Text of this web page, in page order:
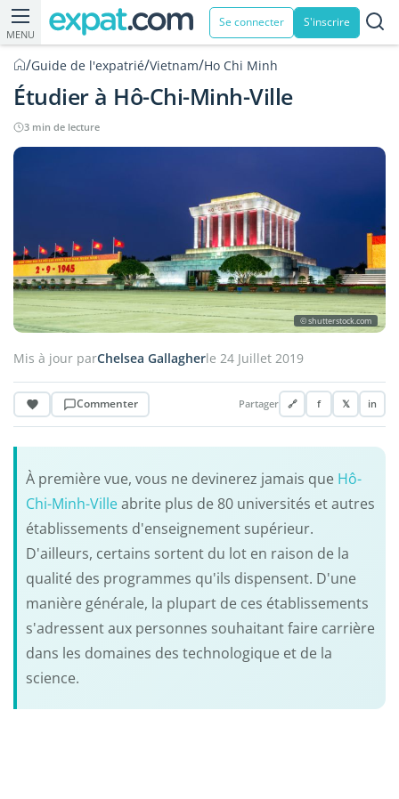
MENU
Se connecter S'inscrire
/Guide de l'expatrié/Vietnam/Ho Chi Minh
Étudier à Hô-Chi-Minh-Ville
3 min de lecture
© shutterstock.com
Mis à jour parChelsea Gallagherle 24 Juillet 2019
Commenter Partager 🔗 f 𝕏 in
À première vue, vous ne devinerez jamais que Hô-
Chi-Minh-Villeabrite plus de 80 universités et autres
établissements d'enseignement supérieur.
D'ailleurs, certains sortent du lot en raison de la
qualité des programmes qu'ils dispensent. D'une
manière générale, la plupart de ces établissements
s'adressent aux personnes souhaitant faire carrière
dans les domaines des technologique et de la
science.